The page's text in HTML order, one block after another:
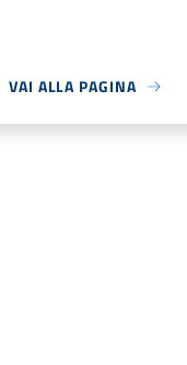
VAI ALLA PAGINA